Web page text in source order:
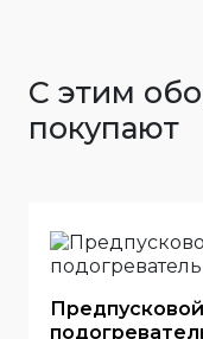
С этим
покупают